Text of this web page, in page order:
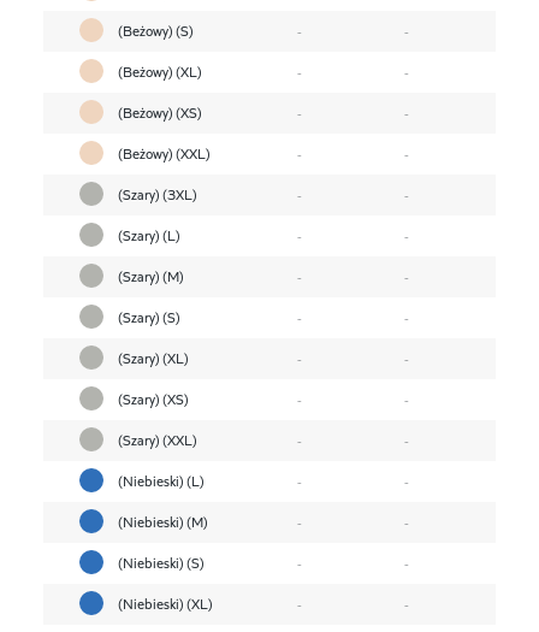
(Beżowy) (S)
-
-
(Beżowy) (XL)
-
-
(Beżowy) (XS)
-
-
(Beżowy) (XXL)
-
-
(Szary) (3XL)
-
-
(Szary) (L)
-
-
(Szary) (M)
-
-
(Szary) (S)
-
-
(Szary) (XL)
-
-
(Szary) (XS)
-
-
(Szary) (XXL)
-
-
(Niebieski) (L)
-
-
(Niebieski) (M)
-
-
(Niebieski) (S)
-
-
(Niebieski) (XL)
- -